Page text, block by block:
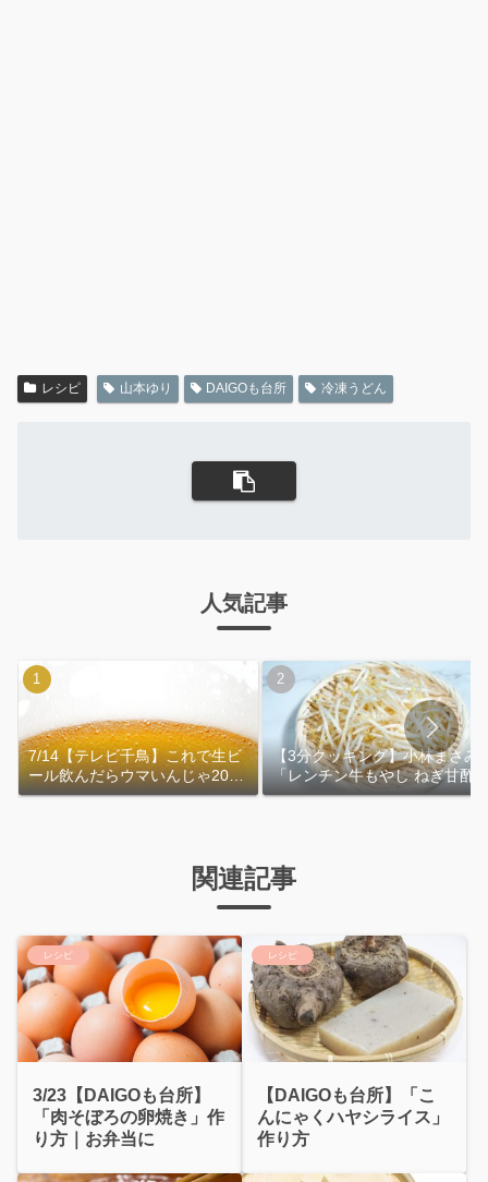
レシピ 山本ゆり DAIGOも台所 冷凍うどん
人気記事
7/14【テレビ千鳥】これで生ビ
ール飲んだらウマいんじゃ2026
｜おおよその作り方
【3分クッキング】小林まさみ
「レンチン牛もやし ねぎ甘酢
れ」作り方
関連記事
レシピ
3/23【DAIGOも台所】
「肉そぼろの卵焼き」作
り方｜お弁当に
レシピ
【DAIGOも台所】「こ
んにゃくハヤシライス」
作り方